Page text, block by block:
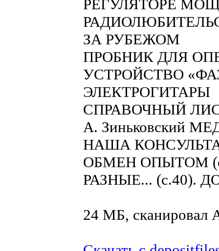
РЕГУЛЯТОРЕ
ЗА РУБЕЖОМ
ПРОБНИК ДЛЯ
УСТРОЙСТВО
ЭЛЕКТРОГИТАРЫ
СПРАВОЧНЫЙ
А. Зиньковский
НАША
ОБМЕН ОПЫТОМ
РАЗНЫЕ... (с.40).
24 МБ, сканировал